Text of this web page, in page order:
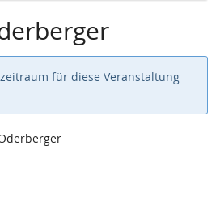
für diese Veranstaltung